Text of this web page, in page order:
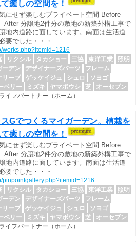
癒しの空間を！
にせず楽しむプライベート空間 Before｜
After 分譲地2件分の敷地の新築外構工事で
地内道路に面しています。南面は生活道
要でした・・・
works.php?itemid=1216
リクシル タカショー 三協 東洋工業
照明
ーデン デザイナーズパーツ
フレーム
リーブ ゲッケイジュ シュロ
ソヨゴ
ベリー ミズキ ヤマボウシ 芝
オーセブン
フパートナー（ホーム）
Gでつくるマイガーデン。植栽を
癒しの空間を！
にせず楽しむプライベート空間 Before｜
After 分譲地2件分の敷地の新築外構工事で
地内道路に面しています。南面は生活道
要でした・・・
pinpointgallery.php?itemid=1216
リクシル タカショー 三協 東洋工業
照明
ーデン デザイナーズパーツ
フレーム
リーブ ゲッケイジュ シュロ
ソヨゴ
ベリー ミズキ ヤマボウシ 芝
オーセブン
フパートナー（ホーム）